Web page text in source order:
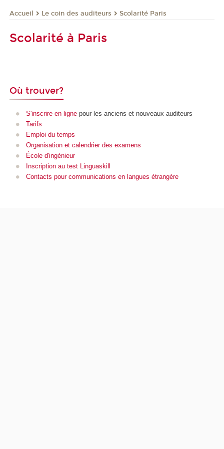
Accueil Le coin des auditeurs Scolarité Paris
Scolarité à Paris
Où trouver?
S'inscrire en lignepour les anciens et nouveaux auditeurs
Tarifs
Emploi du temps
Organisation et calendrier des examens
École d'ingénieur
Inscription au test Linguaskill
Contacts pour communications en langues étrangère